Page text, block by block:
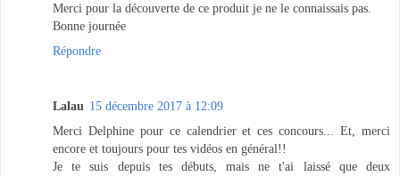
Merci pour la découverte de ce produit je ne le connaissais pas.
Bonne journée
Répondre
Lalau 15 décembre 2017 à 12:09
Merci Delphine pour ce calendrier et ces concours... Et, merci
encore et toujours pour tes vidéos en général!!
Je te suis depuis tes débuts, mais ne t'ai laissé que deux